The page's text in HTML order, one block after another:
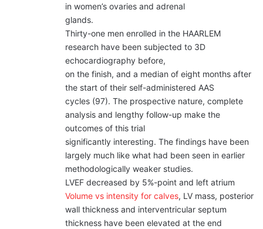
in women’s ovaries and adrenal
glands.
Thirty-one men enrolled in the HAARLEM
research have been subjected to 3D
echocardiography before,
on the finish, and a median of eight months after
the start of their self-administered AAS
cycles (97). The prospective nature, complete
analysis and lengthy follow-up make the
outcomes of this trial
significantly interesting. The findings have been
largely much like what had been seen in earlier
methodologically weaker studies.
LVEF decreased by 5%-point and left atrium
Volume vs intensity for calves, LV mass, posterior
wall thickness and interventricular septum
thickness have been elevated at the end